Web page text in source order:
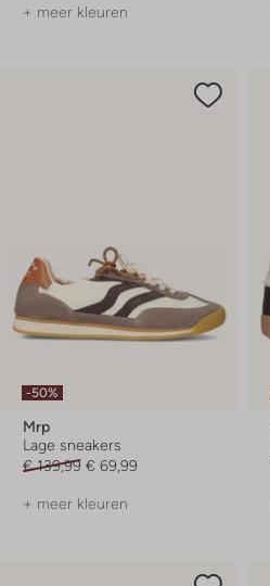
+ meer kleuren
-50%
Mrp
Lage sneakers
€ 139,99 € 69,99
+ meer kleuren